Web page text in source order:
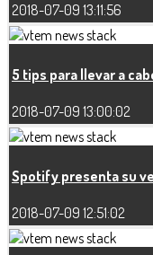
2018-07-09 13:11:56
5 tips para llevar a
2018-07-09 13:00:02
Spotify presenta su
2018-07-09 12:51:02